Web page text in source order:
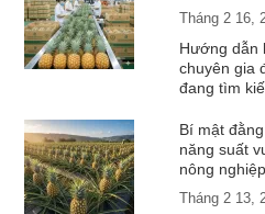
Tháng 2 16,
Hướng dẫn
chuyên gia
đang tìm
Bí mật
năng suất
nông
Tháng 2 13,